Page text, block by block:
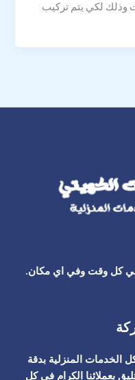
وذلك لكي يتم تركيب
في كل وقت وفي اي مكان.
الخدمات المنزلية بدقة
بعملائنا الكرام في كل